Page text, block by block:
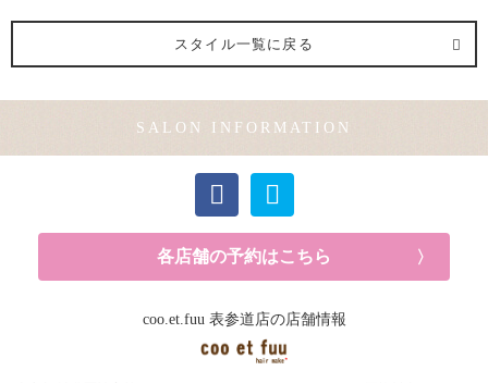
スタイル一覧に戻る
SALON INFORMATION
各店舗の予約はこちら
coo.et.fuu 表参道店の店舗情報